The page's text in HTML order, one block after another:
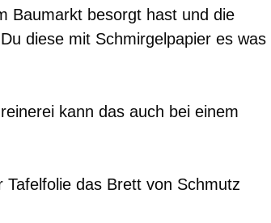
Baumarkt besorgt hast und die
diese mit Schmirgelpapier es was
kann das auch bei einem
das Brett von Schmutz